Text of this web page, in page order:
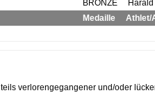
BRONZE
Medaille
Athlet/
verlorengegangener und/oder